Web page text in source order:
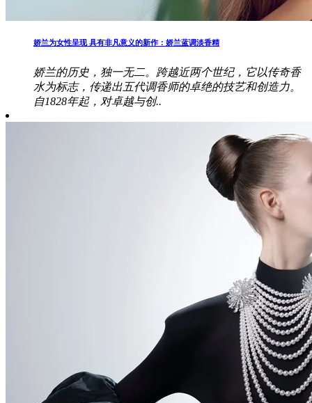
娇兰为女性呈现 具有非凡意义的新作：娇兰蓝调淡香精
娇兰的历史，独一无二。跨越近两个世纪，它以传奇香
水为标志，传递出五代调香师的卓绝的技艺和创造力。
自1828年起，对卓越与创..